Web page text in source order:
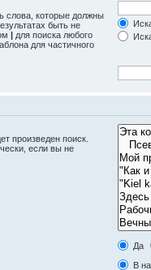
слова, которые должны
быть не
| для поиска любого
для частичного
произведен поиск.
если вы не
Да
В